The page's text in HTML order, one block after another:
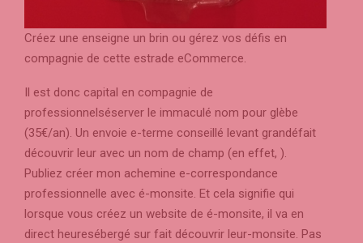
Créez une enseigne un brin ou gérez vos défis en
compagnie de cette estrade eCommerce.
Il est donc capital en compagnie de
professionnelséserver le immaculé nom pour glèbe
(35€/an). Un envoie e-terme conseillé levant grandéfait
découvrir leur avec un nom de champ (en effet, ).
Publiez créer mon achemine e-correspondance
professionnelle avec é-monsite. Et cela signifie qui
lorsque vous créez un website de é-monsite, il va en
direct heuresébergé sur fait découvrir leur-monsite. Pas